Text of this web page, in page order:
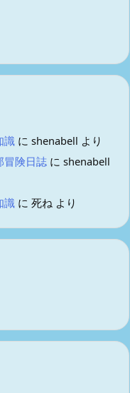
識 に shenabell より
冒険日誌 に shenabell
識 に 死ね より